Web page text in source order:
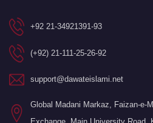
+92 21-34921391-93
(+92) 21-111-25-26-92
support@dawateislami.net
Global Madani Markaz, Faizan-e-